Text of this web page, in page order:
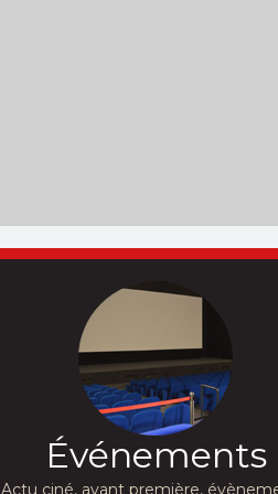
Événements
Actu ciné, avant première,